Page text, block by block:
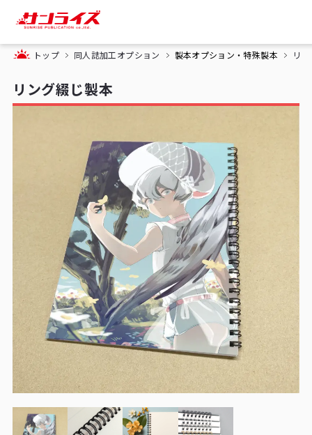
トップ 同人誌加工オプション 製本オプション・特殊製本 リ
リング綴じ製本